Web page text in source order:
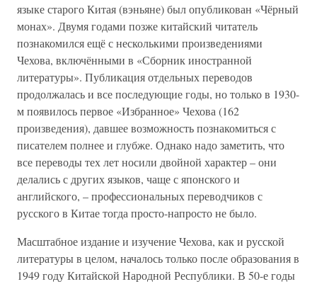
языке старого Китая (вэньяне) был опубликован «Чёрный
монах». Двумя годами позже китайский читатель
познакомился ещё с несколькими произведениями
Чехова, включёнными в «Сборник иностранной
литературы». Публикация отдельных переводов
продолжалась и все последующие годы, но только в 1930-
м появилось первое «Избранное» Чехова (162
произведения), давшее возможность познакомиться с
писателем полнее и глубже. Однако надо заметить, что
все переводы тех лет носили двойной характер – они
делались с других языков, чаще с японского и
английского, – профессиональных переводчиков с
русского в Китае тогда просто-напросто не было.
Масштабное издание и изучение Чехова, как и русской
литературы в целом, началось только после образования в
1949 году Китайской Народной Республики. В 50-е годы